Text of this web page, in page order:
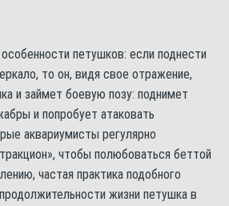
петушков: если поднести
то он, видя свое отражение,
и займет боевую позу: поднимет
и попробует атаковать
аквариумисты регулярно
чтобы полюбоваться беттой
частая практика подобного
жизни петушка в